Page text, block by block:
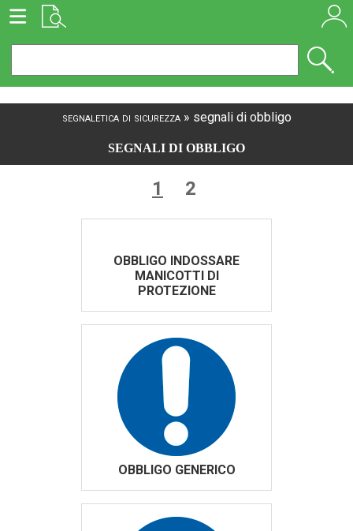
segnaletica di sicurezza » segnali di obbligo
SEGNALI DI OBBLIGO
1 2
OBBLIGO INDOSSARE
MANICOTTI DI
PROTEZIONE
OBBLIGO GENERICO